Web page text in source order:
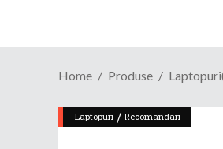
Home Produse Laptopuri
Laptopuri / Recomandari